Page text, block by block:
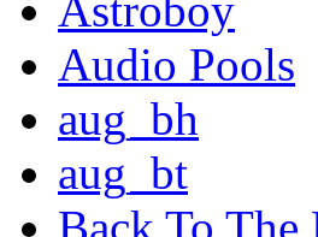
Audio Pools
aug_bh
aug_bt